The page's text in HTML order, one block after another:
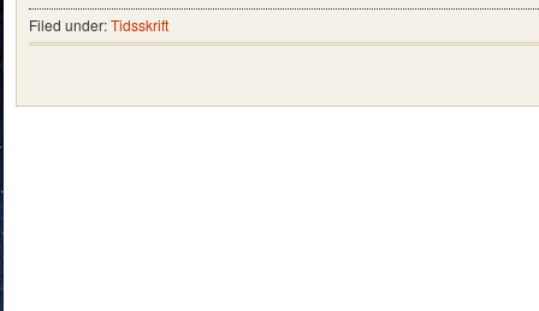
Filed under:Tidsskrift